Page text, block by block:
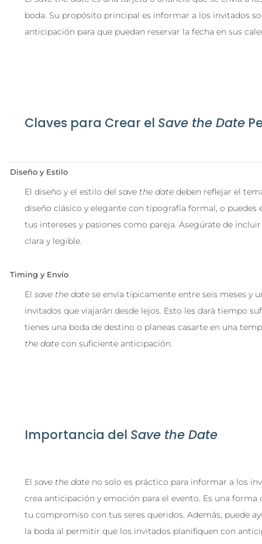
boda. Su propósito principal es informar a los invitados
anticipación para que puedan reservar la fecha en sus
Claves para Crear el Save the Date
Diseño y Estilo
El diseño y el estilo del save the datedeben reflejar el
diseño clásico y elegante con tipografía formal, o
tus intereses y pasiones como pareja. Asegúrate de
clara y legible.
Timing y Envío
El save the datese envía típicamente entre seis meses y
invitados que viajarán desde lejos. Esto les dará tiempo
tienes una boda de destino o planeas casarte en una
the datecon suficiente anticipación.
Importancia del Save the Date
El save the dateno solo es práctico para informar a los
crea anticipación y emoción para el evento. Es una
tu compromiso con tus seres queridos. Además, puede
la boda al permitir que los invitados planifiquen con